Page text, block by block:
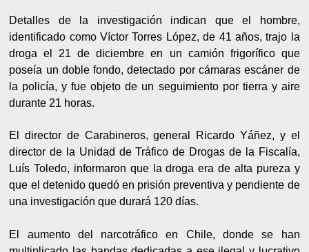
Detalles de la investigación indican que el hombre,
identificado como Víctor Torres López, de 41 años, trajo la
droga el 21 de diciembre en un camión frigorífico que
poseía un doble fondo, detectado por cámaras escáner de
la policía, y fue objeto de un seguimiento por tierra y aire
durante 21 horas.
El director de Carabineros, general Ricardo Yáñez, y el
director de la Unidad de Tráfico de Drogas de la Fiscalía,
Luís Toledo, informaron que la droga era de alta pureza y
que el detenido quedó en prisión preventiva y pendiente de
una investigación que durará 120 días.
El aumento del narcotráfico en Chile, donde se han